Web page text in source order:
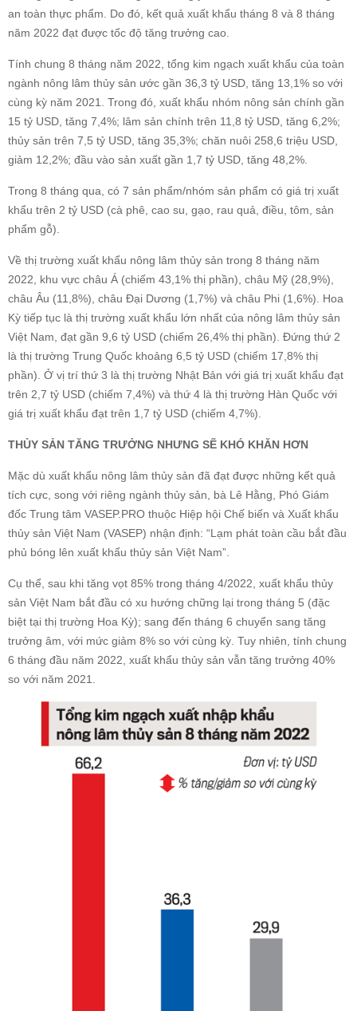
an toàn thực phẩm. Do đó, kết quả xuất khẩu tháng 8 và 8 tháng
năm 2022 đạt được tốc độ tăng trưởng cao.
Tính chung 8 tháng năm 2022, tổng kim ngạch xuất khẩu của toàn
ngành nông lâm thủy sản ước gần 36,3 tỷ USD, tăng 13,1% so với
cùng kỳ năm 2021. Trong đó, xuất khẩu nhóm nông sản chính gần
15 tỷ USD, tăng 7,4%; lâm sản chính trên 11,8 tỷ USD, tăng 6,2%;
thủy sản trên 7,5 tỷ USD, tăng 35,3%; chăn nuôi 258,6 triệu USD,
giảm 12,2%; đầu vào sản xuất gần 1,7 tỷ USD, tăng 48,2%.
Trong 8 tháng qua, có 7 sản phẩm/nhóm sản phẩm có giá trị xuất
khẩu trên 2 tỷ USD (cà phê, cao su, gạo, rau quả, điều, tôm, sản
phẩm gỗ).
Về thị trường xuất khẩu nông lâm thủy sản trong 8 tháng năm
2022, khu vực châu Á (chiếm 43,1% thị phần), châu Mỹ (28,9%),
châu Âu (11,8%), châu Đại Dương (1,7%) và châu Phi (1,6%). Hoa
Kỳ tiếp tục là thị trường xuất khẩu lớn nhất của nông lâm thủy sản
Việt Nam, đạt gần 9,6 tỷ USD (chiếm 26,4% thị phần). Đứng thứ 2
là thị trường Trung Quốc khoảng 6,5 tỷ USD (chiếm 17,8% thị
phần). Ở vị trí thứ 3 là thị trường Nhật Bản với giá trị xuất khẩu đạt
trên 2,7 tỷ USD (chiếm 7,4%) và thứ 4 là thị trường Hàn Quốc với
giá trị xuất khẩu đạt trên 1,7 tỷ USD (chiếm 4,7%).
THỦY SẢN TĂNG TRƯỞNG NHƯNG SẼ KHÓ KHĂN HƠN
Mặc dù xuất khẩu nông lâm thủy sản đã đạt được những kết quả
tích cực, song với riêng ngành thủy sản, bà Lê Hằng, Phó Giám
đốc Trung tâm VASEP.PRO thuộc Hiệp hội Chế biến và Xuất khẩu
thủy sản Việt Nam (VASEP) nhận định: “Lạm phát toàn cầu bắt đầu
phủ bóng lên xuất khẩu thủy sản Việt Nam”.
Cụ thể, sau khi tăng vọt 85% trong tháng 4/2022, xuất khẩu thủy
sản Việt Nam bắt đầu có xu hướng chững lại trong tháng 5 (đặc
biệt tại thị trường Hoa Kỳ); sang đến tháng 6 chuyển sang tăng
trưởng âm, với mức giảm 8% so với cùng kỳ. Tuy nhiên, tính chung
6 tháng đầu năm 2022, xuất khẩu thủy sản vẫn tăng trưởng 40%
so với năm 2021.